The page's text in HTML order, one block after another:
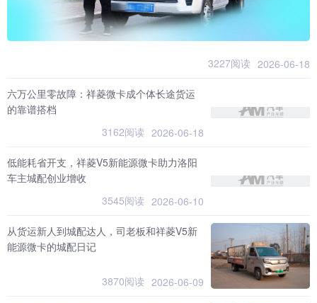
3227阅读 2026-06-18
六万公里零故障：祥菱微卡成个体长途货运
的靠谱搭档
3162阅读 2026-06-18
低能耗省开支，祥菱V5新能源微卡助力洛阳
车主城配创业增收
3545阅读 2026-06-10
从货运新人到城配达人，司老板和祥菱V5新
能源微卡的城配日记
3870阅读 2026-06-09